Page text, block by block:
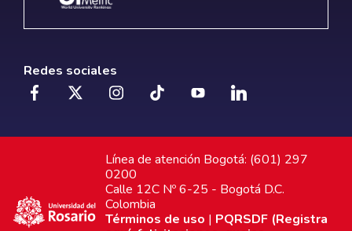
Redes sociales
Línea de atención Bogotá: (601) 297
0200
Calle 12C Nº 6-25 - Bogotá D.C.
Colombia
Términos de uso | PQRSDF (Registra